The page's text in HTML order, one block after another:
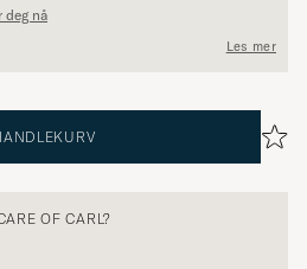
deg nå
Les mer
OF CARL?